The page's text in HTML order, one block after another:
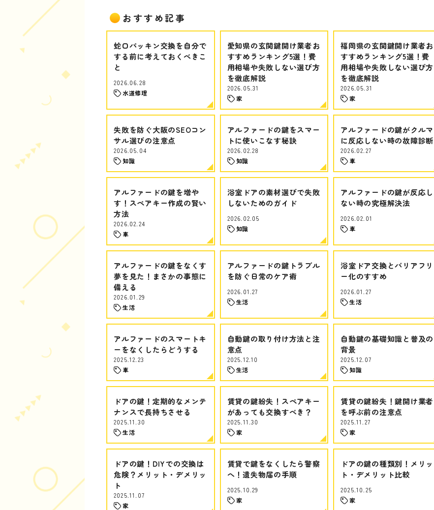
おすすめ記事
蛇口パッキン交換を自分で
する前に考えておくべきこ
と
2026.06.28
水道修理
愛知県の玄関鍵開け業者お
すすめランキング5選！費
用相場や失敗しない選び方
を徹底解説
2026.05.31
家
福岡県の玄関鍵開け業者お
すすめランキング5選！費
用相場や失敗しない選び方
を徹底解説
2026.05.31
家
失敗を防ぐ大阪のSEOコン
サル選びの注意点
2026.05.04
知識
アルファードの鍵をスマー
トに使いこなす秘訣
2026.02.28
知識
アルファードの鍵がクルマ
に反応しない時の故障診断
2026.02.27
車
アルファードの鍵を増や
す！スペアキー作成の賢い
方法
2026.02.24
車
浴室ドアの素材選びで失敗
しないためのガイド
2026.02.05
知識
アルファードの鍵が反応し
ない時の究極解決法
2026.02.01
車
アルファードの鍵をなくす
夢を見た！まさかの事態に
備える
2026.01.29
生活
アルファードの鍵トラブル
を防ぐ日常のケア術
2026.01.27
生活
浴室ドア交換とバリアフリ
ー化のすすめ
2026.01.27
生活
アルファードのスマートキ
ーをなくしたらどうする
2025.12.23
車
自動鍵の取り付け方法と注
意点
2025.12.10
生活
自動鍵の基礎知識と普及の
背景
2025.12.07
知識
ドアの鍵！定期的なメンテ
ナンスで長持ちさせる
2025.11.30
生活
賃貸の鍵紛失！スペアキー
があっても交換すべき？
2025.11.30
家
賃貸の鍵紛失！鍵開け業者
を呼ぶ前の注意点
2025.11.27
家
ドアの鍵！DIYでの交換は
危険？メリット・デメリッ
ト
2025.11.07
家
賃貸で鍵をなくしたら警察
へ！遺失物届の手順
2025.10.29
家
ドアの鍵の種類別！メリッ
ト・デメリット比較
2025.10.25
家